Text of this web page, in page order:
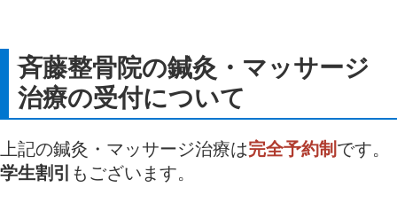
斉藤整骨院の鍼灸・マッサージ
治療の受付について
上記の鍼灸・マッサージ治療は完全予約制 です。
学生割引 もございます。